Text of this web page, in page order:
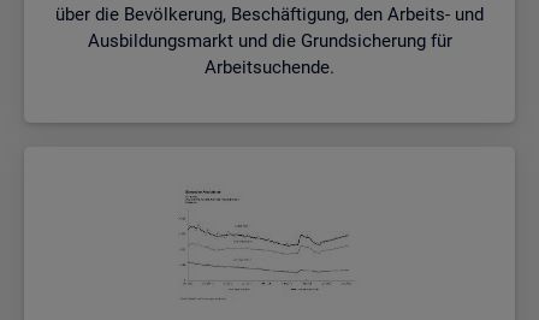
über die Bevölkerung, Beschäftigung, den Arbeits- und
Ausbildungsmarkt und die Grundsicherung für
Arbeitsuchende.